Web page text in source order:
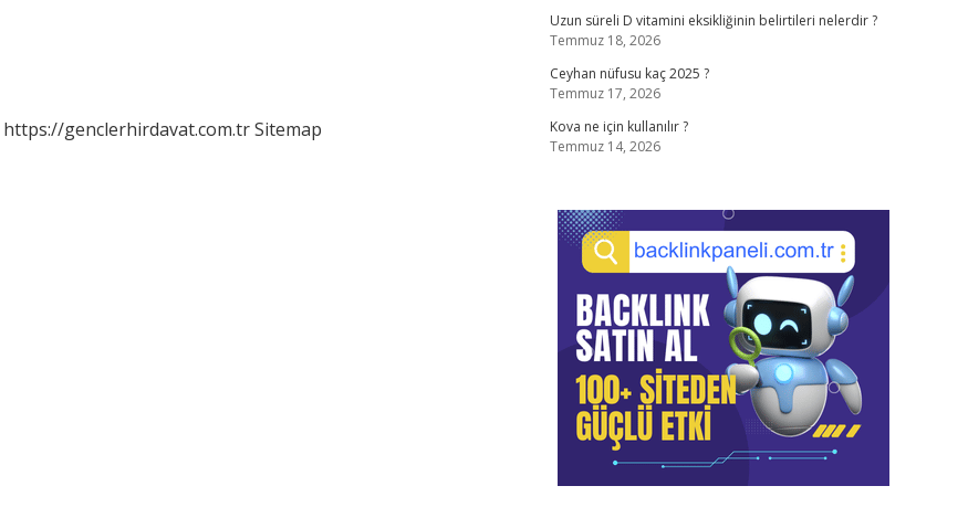
https://genclerhirdavat.com.trSitemap
Uzun süreli D vitamini eksikliğinin belirtileri nelerdir ?
Temmuz 18, 2026
Ceyhan nüfusu kaç 2025 ?
Temmuz 17, 2026
Kova ne için kullanılır ?
Temmuz 14, 2026